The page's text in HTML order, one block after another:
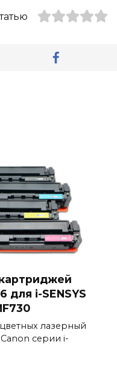
для i-SENSYS
лазерный
серии i-